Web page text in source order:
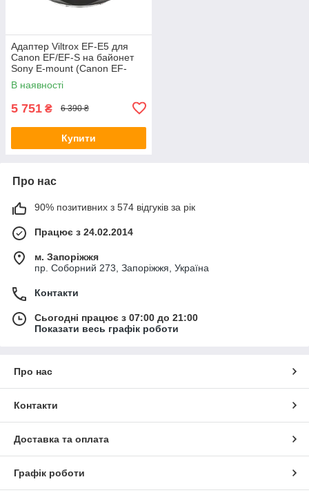
Адаптер Viltrox EF-E5 для
Canon EF/EF-S на байонет
Sony E-mount (Canon EF-
Sony E) — автофокусний
В наявності
5 751 ₴ 6 390 ₴
Купити
Про нас
90% позитивних з 574 відгуків за рік
Працює з 24.02.2014
м. Запоріжжя
пр. Соборний 273, Запоріжжя, Україна
Контакти
Сьогодні працює з 07:00 до 21:00
Показати весь графік роботи
Про нас
Контакти
Доставка та оплата
Графік роботи